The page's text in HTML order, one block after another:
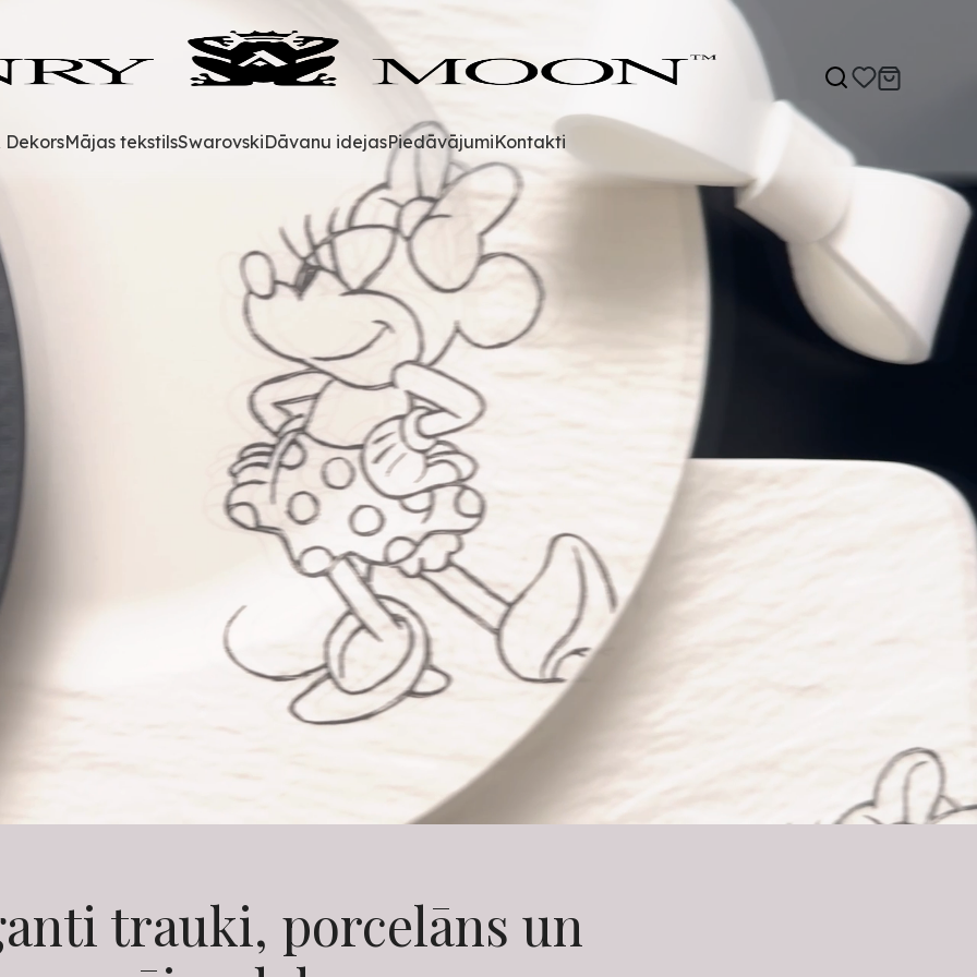
Mājas tekstilsSwarovskiDāvanu idejasPiedāvājumiKontakti
trauki, porcelāns un